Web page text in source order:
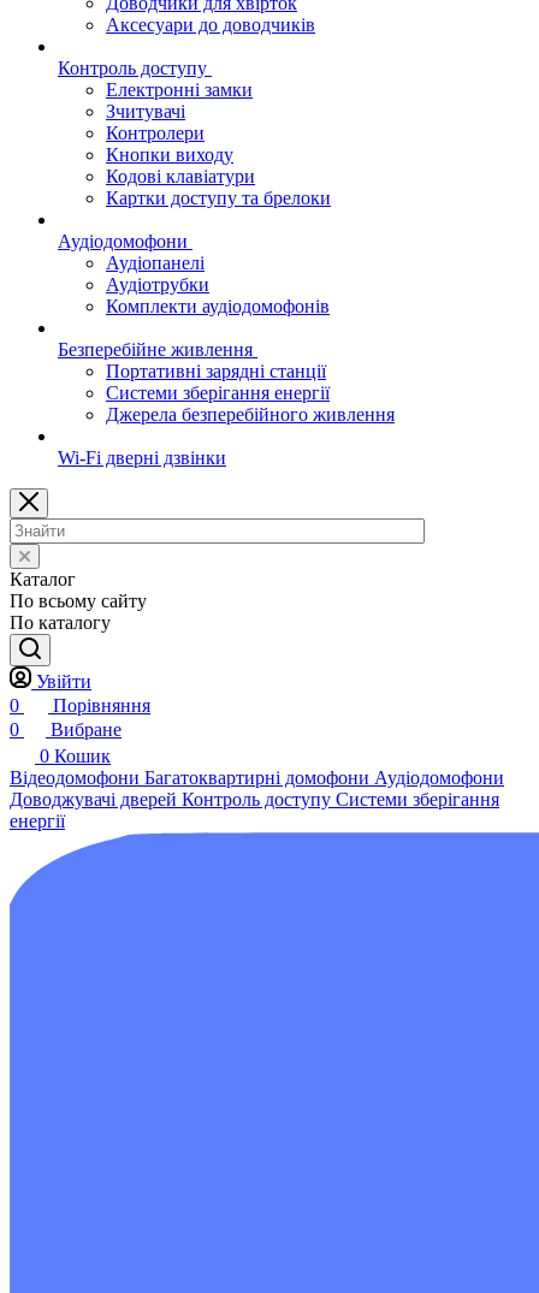
Аксесуари до доводчиків
Контроль доступу
Електронні замки
Зчитувачі
Контролери
Кнопки виходу
Кодові клавіатури
Картки доступу та брелоки
Аудіодомофони
Аудіопанелі
Аудіотрубки
Комплекти аудіодомофонів
Безперебійне живлення
Портативні зарядні станції
Системи зберігання енергії
Джерела безперебійного живлення
Wi-Fi дверні дзвінки
Каталог
По всьому сайту
По каталогу
Увійти
0
Порівняння
0
Вибране
0 Кошик
Відеодомофони Багатоквартирні домофони Аудіодомофони
Доводжувачі дверей Контроль доступу Системи зберігання
енергії